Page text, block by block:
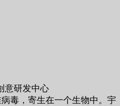
意研发中心
毒，寄生在一个生物中。宇